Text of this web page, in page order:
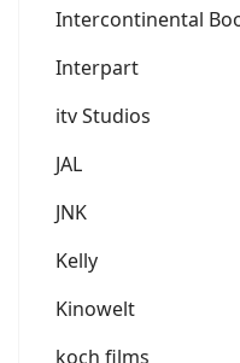
Intercontinental
Interpart
itv Studios
JAL
JNK
Kelly
Kinowelt
koch films